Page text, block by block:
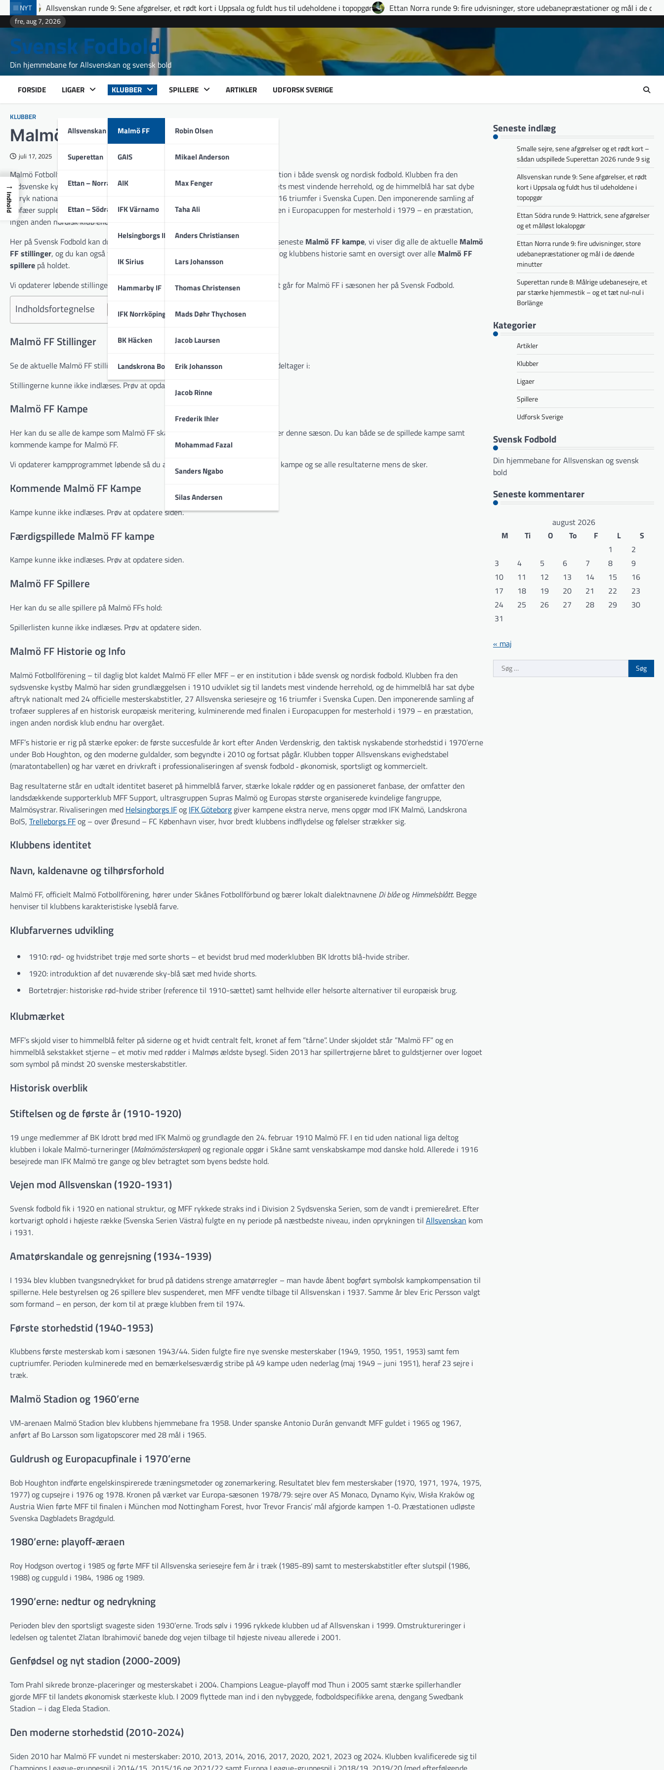
Skip
to
content
NYT
runde 9: Sene afgørelser, et rødt kort i Uppsala og fuldt hus til udeholdene i topopgør Ettan Norra runde 9: fire udvisninger, store udebanepræstationer og mål i de døende minutter
fre, aug 7, 2026
Svensk Fodbold
Din hjemmebane for Allsvenskan og svensk bold
FORSIDE LIGAER
Allsvenskan
Superettan
Ettan – Norra
Ettan – Södra
KLUBBER
Malmö FF
GAIS
AIK
IFK Värnamo
Helsingborgs IF
IK Sirius
Hammarby IF
IFK Norrköping
BK Häcken
Landskrona BoIS
SPILLERE
Robin Olsen
Mikael Anderson
Max Fenger
Taha Ali
Anders Christiansen
Lars Johansson
Thomas Christensen
Mads Døhr Thychosen
Jacob Laursen
Erik Johansson
Jacob Rinne
Frederik Ihler
Mohammad Fazal
Sanders Ngabo
Silas Andersen
ARTIKLER UDFORSK SVERIGE
KLUBBER
Malmö FF
juli 17, 2025
Malmö Fotbollförening – til daglig blot kaldet Malmö FF eller MFF – er en institution i både svensk og nordisk fodbold. Klubben fra den
sydsvenske kystby Malmö har siden grundlæggelsen i 1910 udviklet sig til landets mest vindende herrehold, og de himmelblå har sat dybe
aftryk nationalt med 24 officielle mesterskabstitler, 27 Allsvenska seriesejre og 16 triumfer i Svenska Cupen. Den imponerende samling af
trofæer suppleres af en historisk europæisk meritering, kulminerende med finalen i Europacuppen for mesterhold i 1979 – en præstation,
ingen anden nordisk klub endnu har overgået.
Her på Svensk Fodbold kan du læse meget mere om Malmö FF. Vi bringer dig de seneste Malmö FF kampe, vi viser dig alle de aktuelle Malmö
FF stillinger, og du kan også få masser af spændende information om Malmö FF og klubbens historie samt en oversigt over alle Malmö FF
spillere på holdet.
Vi opdaterer løbende stillinger og kampe, så du altid kan følge med i, hvordan det går for Malmö FF i sæsonen her på Svensk Fodbold.
Indholdsfortegnelse
Malmö FF Stillinger
Se de aktuelle Malmö FF stillinger herunder, for alle turneringer som Malmö FF deltager i:
Stillingerne kunne ikke indlæses. Prøv at opdatere siden.
Malmö FF Kampe
Her kan du se alle de kampe som Malmö FF skal spille på tværs af alle turneringer denne sæson. Du kan både se de spillede kampe samt
kommende kampe for Malmö FF.
Vi opdaterer kampprogrammet løbende så du altid kan følge med i alle Malmö FF kampe og se alle resultaterne mens de sker.
Kommende Malmö FF Kampe
Kampe kunne ikke indlæses. Prøv at opdatere siden.
Færdigspillede Malmö FF kampe
Kampe kunne ikke indlæses. Prøv at opdatere siden.
Malmö FF Spillere
Her kan du se alle spillere på Malmö FFs hold:
Spillerlisten kunne ikke indlæses. Prøv at opdatere siden.
Malmö FF Historie og Info
Malmö Fotbollförening – til daglig blot kaldet Malmö FF eller MFF – er en institution i både svensk og nordisk fodbold. Klubben fra den
sydsvenske kystby Malmö har siden grundlæggelsen i 1910 udviklet sig til landets mest vindende herrehold, og de himmelblå har sat dybe
aftryk nationalt med 24 officielle mesterskabstitler, 27 Allsvenska seriesejre og 16 triumfer i Svenska Cupen. Den imponerende samling af
trofæer suppleres af en historisk europæisk meritering, kulminerende med finalen i Europacuppen for mesterhold i 1979 – en præstation,
ingen anden nordisk klub endnu har overgået.
MFF’s historie er rig på stærke epoker: de første succesfulde år kort efter Anden Verdenskrig, den taktisk nyskabende storhedstid i 1970’erne
under Bob Houghton, og den moderne guldalder, som begyndte i 2010 og fortsat pågår. Klubben topper Allsvenskans evighedstabel
(maratontabellen) og har været en drivkraft i professionaliseringen af svensk fodbold ‑ økonomisk, sportsligt og kommercielt.
Bag resultaterne står en udtalt identitet baseret på himmelblå farver, stærke lokale rødder og en passioneret fanbase, der omfatter den
landsdækkende supporterklub MFF Support, ultrasgruppen Supras Malmö og Europas største organiserede kvindelige fangruppe,
Malmösystrar. Rivaliseringen med Helsingborgs IFog IFK Göteborg giver kampene ekstra nerve, mens opgør mod IFK Malmö, Landskrona
BoIS, Trelleborgs FFog – over Øresund – FC København viser, hvor bredt klubbens indflydelse og følelser strækker sig.
Klubbens identitet
Navn, kaldenavne og tilhørsforhold
Malmö FF, officielt Malmö Fotbollförening, hører under Skånes Fotbollförbund og bærer lokalt dialektnavnene Di blåeog Himmelsblått. Begge
henviser til klubbens karakteristiske lyseblå farve.
Klubfarvernes udvikling
1910: rød- og hvidstribet trøje med sorte shorts – et bevidst brud med moderklubben BK Idrotts blå-hvide striber.
1920: introduktion af det nuværende sky-blå sæt med hvide shorts.
Bortetrøjer: historiske rød-hvide striber (reference til 1910-sættet) samt helhvide eller helsorte alternativer til europæisk brug.
Klubmærket
MFF’s skjold viser to himmelblå felter på siderne og et hvidt centralt felt, kronet af fem ”tårne”. Under skjoldet står ”Malmö FF” og en
himmelblå sekstakket stjerne – et motiv med rødder i Malmøs ældste bysegl. Siden 2013 har spillertrøjerne båret to guldstjerner over logoet
som symbol på mindst 20 svenske mesterskabstitler.
Historisk overblik
Stiftelsen og de første år (1910-1920)
19 unge medlemmer af BK Idrott brød med IFK Malmö og grundlagde den 24. februar 1910 Malmö FF. I en tid uden national liga deltog
klubben i lokale Malmö-turneringer (Malmömästerskapen) og regionale opgør i Skåne samt venskabskampe mod danske hold. Allerede i 1916
besejrede man IFK Malmö tre gange og blev betragtet som byens bedste hold.
Vejen mod Allsvenskan (1920-1931)
Svensk fodbold fik i 1920 en national struktur, og MFF rykkede straks ind i Division 2 Sydsvenska Serien, som de vandt i premiereåret. Efter
kortvarigt ophold i højeste række (Svenska Serien Västra) fulgte en ny periode på næstbedste niveau, inden oprykningen til Allsvenskan kom
i 1931.
Amatørskandale og genrejsning (1934-1939)
I 1934 blev klubben tvangsnedrykket for brud på datidens strenge amatørregler – man havde åbent bogført symbolsk kampkompensation til
spillerne. Hele bestyrelsen og 26 spillere blev suspenderet, men MFF vendte tilbage til Allsvenskan i 1937. Samme år blev Eric Persson valgt
som formand – en person, der kom til at præge klubben frem til 1974.
Første storhedstid (1940-1953)
Klubbens første mesterskab kom i sæsonen 1943/44. Siden fulgte fire nye svenske mesterskaber (1949, 1950, 1951, 1953) samt fem
cuptriumfer. Perioden kulminerede med en bemærkelsesværdig stribe på 49 kampe uden nederlag (maj 1949 – juni 1951), heraf 23 sejre i
træk.
Malmö Stadion og 1960’erne
VM-arenaen Malmö Stadion blev klubbens hjemmebane fra 1958. Under spanske Antonio Durán genvandt MFF guldet i 1965 og 1967,
anført af Bo Larsson som ligatopscorer med 28 mål i 1965.
Guldrush og Europacupfinale i 1970’erne
Bob Houghton indførte engelskinspirerede træningsmetoder og zonemarkering. Resultatet blev fem mesterskaber (1970, 1971, 1974, 1975,
1977) og cupsejre i 1976 og 1978. Kronen på værket var Europa-sæsonen 1978/79: sejre over AS Monaco, Dynamo Kyiv, Wisła Kraków og
Austria Wien førte MFF til finalen i München mod Nottingham Forest, hvor Trevor Francis’ mål afgjorde kampen 1-0. Præstationen udløste
Svenska Dagbladets Bragdguld.
1980’erne: playoff-æraen
Roy Hodgson overtog i 1985 og førte MFF til Allsvenska seriesejre fem år i træk (1985-89) samt to mesterskabstitler efter slutspil (1986,
1988) og cupguld i 1984, 1986 og 1989.
1990’erne: nedtur og nedrykning
Perioden blev den sportsligt svageste siden 1930’erne. Trods sølv i 1996 rykkede klubben ud af Allsvenskan i 1999. Omstruktureringer i
ledelsen og talentet Zlatan Ibrahimović banede dog vejen tilbage til højeste niveau allerede i 2001.
Genfødsel og nyt stadion (2000-2009)
Tom Prahl sikrede bronze-placeringer og mesterskabet i 2004. Champions League-playoff mod Thun i 2005 samt stærke spillerhandler
gjorde MFF til landets økonomisk stærkeste klub. I 2009 flyttede man ind i den nybyggede, fodboldspecifikke arena, dengang Swedbank
Stadion – i dag Eleda Stadion.
Den moderne storhedstid (2010-2024)
Siden 2010 har Malmö FF vundet ni mesterskaber: 2010, 2013, 2014, 2016, 2017, 2020, 2021, 2023 og 2024. Klubben kvalificerede sig til
Seneste indlæg
Smalle sejre, sene afgørelser og et rødt kort –
sådan udspillede Superettan 2026 runde 9 sig
Allsvenskan runde 9: Sene afgørelser, et rødt
kort i Uppsala og fuldt hus til udeholdene i
topopgør
Ettan Södra runde 9: Hattrick, sene afgørelser
og et målløst lokalopgør
Ettan Norra runde 9: fire udvisninger, store
udebanepræstationer og mål i de døende
minutter
Superettan runde 8: Målrige udebanesejre, et
par stærke hjemmestik – og et tæt nul-nul i
Borlänge
Kategorier
Artikler
Klubber
Ligaer
Spillere
Udforsk Sverige
Svensk Fodbold
Din hjemmebane for Allsvenskan og svensk
bold
Seneste kommentarer
august 2026
M
Ti O To F L
S
1
2
3
4 5 6 7 8
9
10
11 12 13 14 15
16
17
18 19 20 21 22
23
24
25 26 27 28 29
30
31
« maj
Søg
efter:
→
Indhold